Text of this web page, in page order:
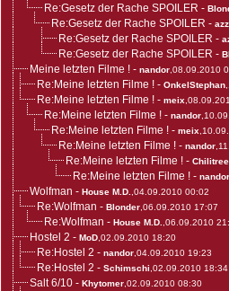
Re:Gesetz der Rache SPOILER -
Re:Gesetz der Rache SPOILER -
Re:Gesetz der Rache SPOILER -
Re:Gesetz der Rache SPOILER -
Meine letzten Filme ! - nandor ,08.09.2010
Re:Meine letzten Filme ! - OnkelStephan
Re:Meine letzten Filme ! - meix
Re:Meine letzten Filme ! - nandor
Re:Meine letzten Filme ! - meix
Re:Meine letzten Filme ! - nandor
Re:Meine letzten Filme ! -
Re:Meine letzten Filme ! - nandor
Wolfman - House M.D. ,04.09.2010 00:02
Re:Wolfman - Blonder ,06.09.2010 17:07
Re:Wolfman - House M.D. ,06.09.2010
Hostel 2 - MoD ,02.09.2010 18:20
Re:Hostel 2 - nandor ,04.09.2010 19:23
Re:Hostel 2 - Schimschi ,02.09.2010 18:34
Salt 6/10 - Khytomer ,02.09.2010 08:30